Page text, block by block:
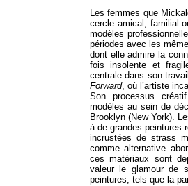
Les femmes que
cercle amical, familial
modèles
périodes avec les
dont elle admire la
fois insolente et
centrale dans son
Forward, où l’artiste
Son processus
modèles au sein de
Brooklyn (New York).
à de grandes peintures
incrustées de strass
comme alternative
ces matériaux sont
valeur le glamour de
peintures, tels que la